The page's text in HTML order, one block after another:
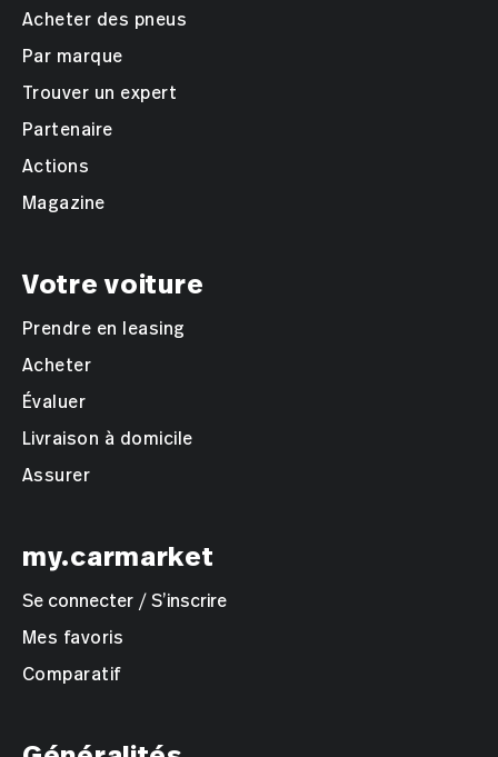
Leiter Occasionen
Ventes
Mitsubishi, Leapmotor, Zeekr
Appeler
Specialist JLR
Alois Nietlispach
Experience Manger JLR
Acheter des pneus
Par marque
Trouver un expert
Partenaire
Actions
Magazine
Votre voiture
Prendre en leasing
Acheter
Évaluer
Livraison à domicile
Assurer
my.carmarket
Se connecter / S’inscrire
Mes favoris
Comparatif